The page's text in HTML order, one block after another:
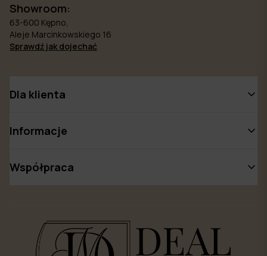
Showroom:
63-600 Kępno,
Aleje Marcinkowskiego 16
Sprawdź jak dojechać
Dla klienta
Informacje
Współpraca